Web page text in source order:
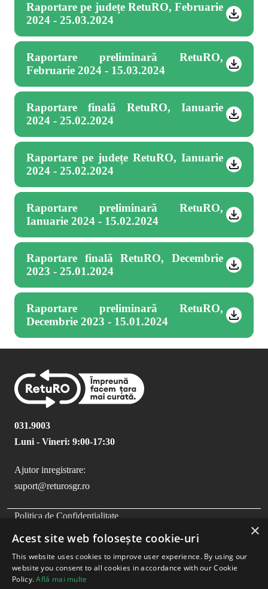
Raportare pe județe RetuRO, Februarie
2024 - 25.03.2024
Raportare preliminară RetuRO,
Februarie 2024 - 15.03.2024
Raportare finală RetuRO, Ianuarie
2024 - 25.02.2024
Raportare pe județe RetuRO, Ianuarie
2024 - 25.02.2024
Raportare preliminară RetuRO,
Ianuarie 2024 - 15.02.2024
Raportare finală RetuRO, Decembrie
2023 - 25.01.2024
Raportare preliminară RetuRO,
Decembrie 2023 - 15.01.2024
031.9003
Luni - Vineri: 9:00-17:30
Ajutor inregistrare:
suport@returosgr.ro
FOOTER MENU
Politica de Confidentialitate
Compliance
Termeni si Conditii
×
Acest site web folosește cookie-uri
This website uses cookies to improve user experience. By using our
website you consent to all cookies in accordance with our Cookie
Policy.Află mai multe